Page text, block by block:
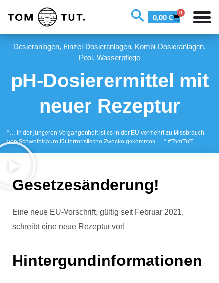
0,00 €
0
Dosieranlagen, Einzel-Dosieranlagen, Kombi-Dosieranlagen,
Pool, Wasserpflege
pH-Dosierermittel mit
neuer Rezeptur
“… In der jüngeren Vergangenheit ist es in der EU vermehrt zu Missbrauch
von Schwefelsäure für terroristische Zwecke gekommen. …” #TomTuT
Gesetzesänderung!
Eine neue EU-Vorschrift, gültig seit Februar 2021,
schreibt eine neue Rezeptur vor!
Hintergundinformationen